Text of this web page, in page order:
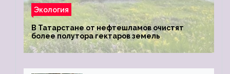
Экология
В Татарстане от нефтешламов очистят
более полутора гектаров земель